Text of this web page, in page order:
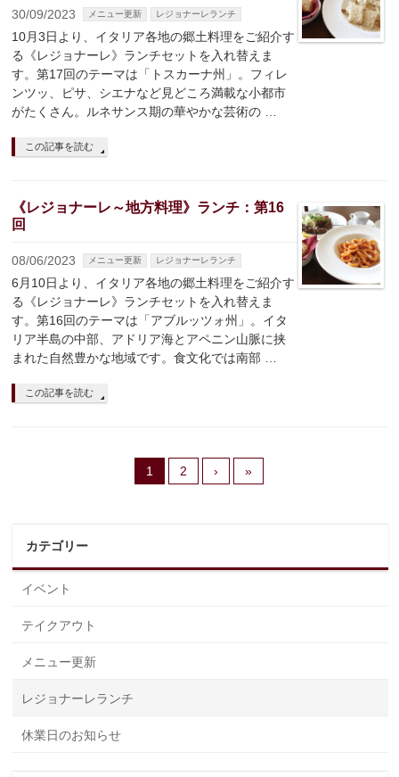
30/09/2023 メニュー更新 レジョナーレランチ
10月3日より、イタリア各地の郷土料理をご紹介す
る《レジョナーレ》ランチセットを入れ替えま
す。第17回のテーマは「トスカーナ州」。フィレ
ンツッ、ピサ、シエナなど見どころ満載な小都市
がたくさん。ルネサンス期の華やかな芸術の …
この記事を読む
《レジョナーレ～地方料理》ランチ：第16
回
08/06/2023 メニュー更新 レジョナーレランチ
6月10日より、イタリア各地の郷土料理をご紹介す
る《レジョナーレ》ランチセットを入れ替えま
す。第16回のテーマは「アブルッツォ州」。イタ
リア半島の中部、アドリア海とアペニン山脈に挟
まれた自然豊かな地域です。食文化では南部 …
この記事を読む
1 2 › »
カテゴリー
イベント
テイクアウト
メニュー更新
レジョナーレランチ
休業日のお知らせ